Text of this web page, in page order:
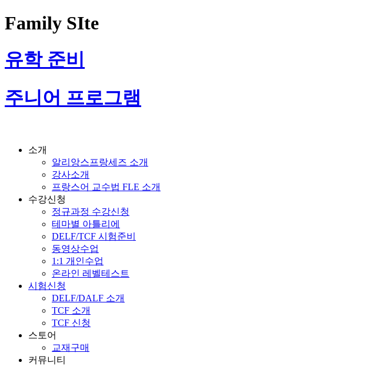
Family SIte
유학 준비
주니어 프로그램
소개
알리앙스프랑세즈 소개
강사소개
프랑스어 교수법 FLE 소개
수강신청
정규과정 수강신청
테마별 아틀리에
DELF/TCF 시험준비
동영상수업
1:1 개인수업
온라인 레벨테스트
시험신청
DELF/DALF 소개
TCF 소개
TCF 신청
스토어
교재구매
커뮤니티